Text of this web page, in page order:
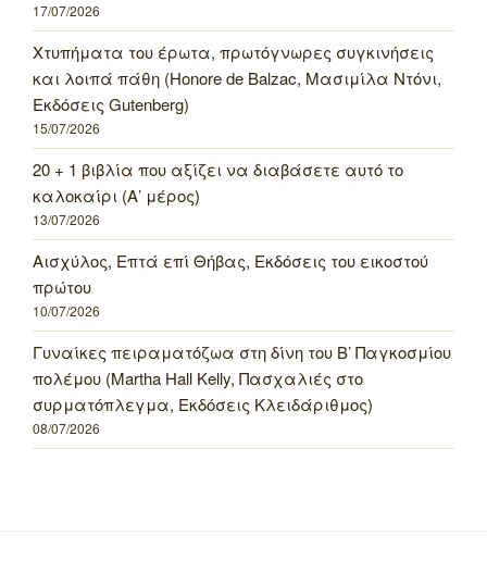
17/07/2026
Χτυπήματα του έρωτα, πρωτόγνωρες συγκινήσεις
και λοιπά πάθη (Honore de Balzac, Μασιμίλα Ντόνι,
Εκδόσεις Gutenberg)
15/07/2026
20 + 1 βιβλία που αξίζει να διαβάσετε αυτό το
καλοκαίρι (Α’ μέρος)
13/07/2026
Αισχύλος, Επτά επί Θήβας, Εκδόσεις του εικοστού
πρώτου
10/07/2026
Γυναίκες πειραματόζωα στη δίνη του Β’ Παγκοσμίου
πολέμου (Martha Hall Kelly, Πασχαλιές στο
συρματόπλεγμα, Εκδόσεις Κλειδάριθμος)
08/07/2026